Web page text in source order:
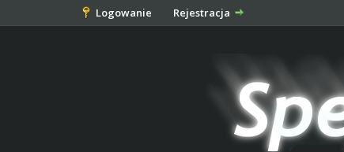
Logowanie Rejestracja